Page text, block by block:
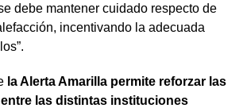
debe mantener cuidado respecto de
incentivando la adecuada
la Alerta Amarilla permite reforzar las
las distintas instituciones